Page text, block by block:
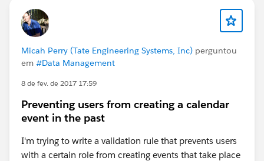
Micah Perry (Tate Engineering Systems, Inc) perguntou
em #Data Management
8 de fev. de 2017 17:59
Preventing users from creating a calendar
event in the past
I'm trying to write a validation rule that prevents users
with a certain role from creating events that take place